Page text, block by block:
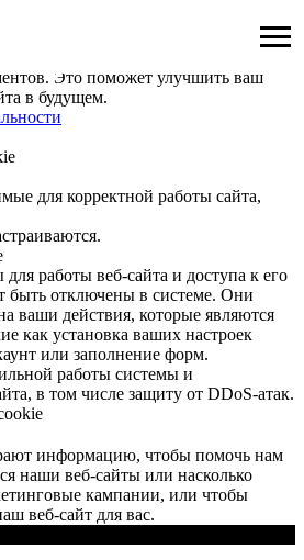
нам сделать его лучше: мы
Это поможет улучшить ваш
в будущем.
для корректной работы сайта,
работы веб-сайта и доступа к его
быть отключены в системе. Они
ваши действия, которые являются
как установка ваших настроек
или заполнение форм.
работы системы и
в том числе защиту от DDoS-атак.
информацию, чтобы помочь нам
наши веб-сайты или насколько
кампании, или чтобы
веб-сайт для вас.